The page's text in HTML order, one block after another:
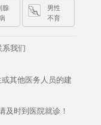
腺
男性
不育
系我们
其他医务人员的建
及时到医院就诊！